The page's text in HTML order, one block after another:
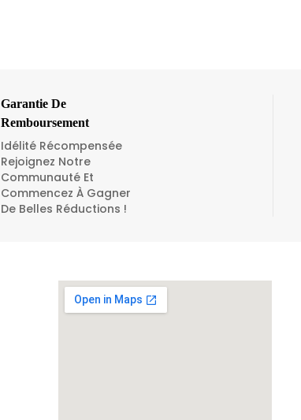
Garantie De
Remboursement
Idélité Récompensée
Rejoignez Notre
Communauté Et
Commencez À Gagner
De Belles Réductions !